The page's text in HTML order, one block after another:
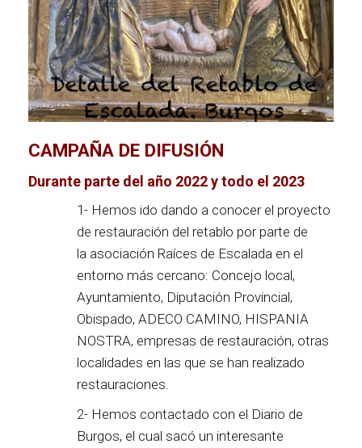
CAMPAÑA DE DIFUSIÓN
Durante parte del año 2022 y todo el 2023
1- Hemos ido dando a conocer el proyecto
de restauración del retablo por parte de
la asociación Raíces de Escalada en el
entorno más cercano: Concejo local,
Ayuntamiento, Diputación Provincial,
Obispado, ADECO CAMINO, HISPANIA
NOSTRA, empresas de restauración, otras
localidades en las que se han realizado
restauraciones.
2- Hemos contactado con el Diario de
Burgos, el cual sacó un interesante